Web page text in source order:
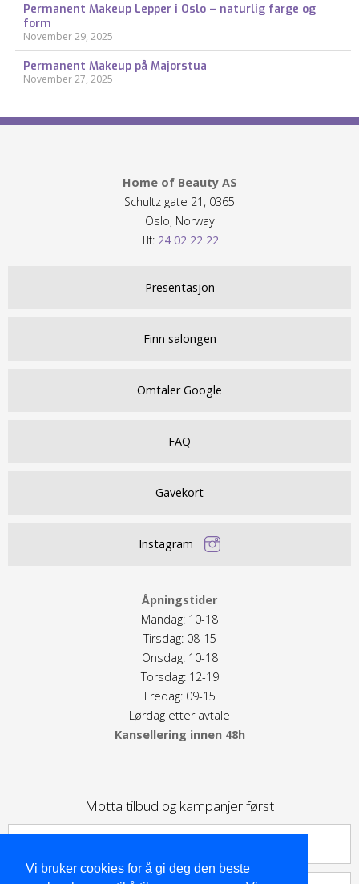
Vi bruker cookies for å gi deg den beste
Permanent Makeup Lepper i Oslo – naturlig farge og
form
November 29, 2025
Permanent Makeup på Majorstua
November 27, 2025
Home of Beauty AS
Schultz gate 21, 0365
Oslo, Norway
Tlf: 24 02 22 22
Presentasjon
Finn salongen
Omtaler Google
FAQ
Gavekort
Instagram
Åpningstider
Mandag: 10-18
Tirsdag: 08-15
Onsdag: 10-18
Torsdag: 12-19
Fredag: 09-15
Lørdag etter avtale
Kansellering innen 48h
Motta tilbud og kampanjer først